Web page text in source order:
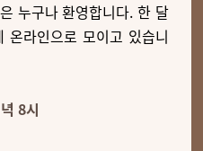
누구나 환영합니다. 한 달
온라인으로 모이고 있습니
8시